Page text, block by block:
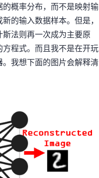
概率分布，而不是映射输
的输入数据样本。但是，
法则再一次成为主要原
程式。而且我不是在开玩
我想下面的图片会解释清